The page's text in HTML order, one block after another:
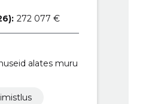
272 077 €
alates muru